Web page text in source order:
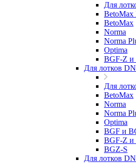
Для
BetoMax
BetoMax
Norma
Norma
Optima
BGF-Z и
Для лотков
Для
BetoMax
Norma
Norma
Optima
BGF и
BGF-Z и
BGZ-S
Для лотков